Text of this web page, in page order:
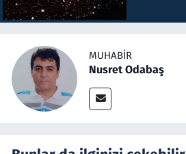
MUHABIR
Nusret Odabaş